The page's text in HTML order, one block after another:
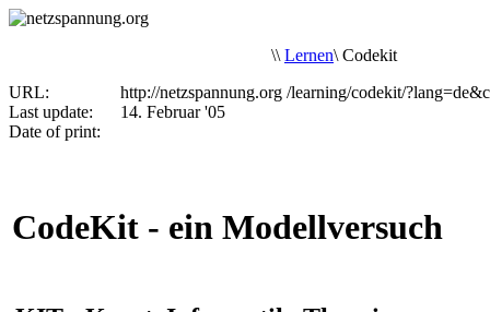
\\ Lernen\ Codekit
URL:
http://netzspannung.org /learning/codekit/
Last update:
14. Februar '05
Date of print:
CodeKit - ein Modellversuch